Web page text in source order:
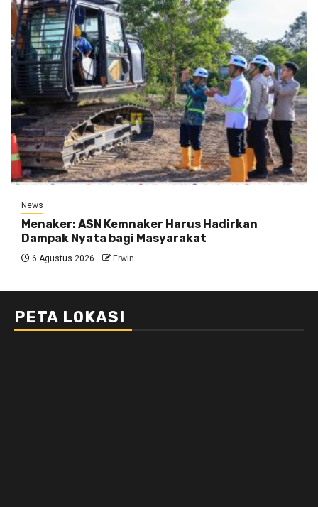
News
Menaker: ASN Kemnaker Harus Hadirkan
Dampak Nyata bagi Masyarakat
6 Agustus 2026 Erwin
PETA LOKASI